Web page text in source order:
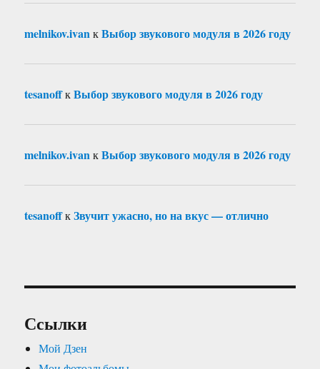
melnikov.ivan кВыбор звукового модуля в 2026 году
tesanoffкВыбор звукового модуля в 2026 году
melnikov.ivan кВыбор звукового модуля в 2026 году
tesanoffкЗвучит ужасно, но на вкус — отлично
Ссылки
Мой Дзен